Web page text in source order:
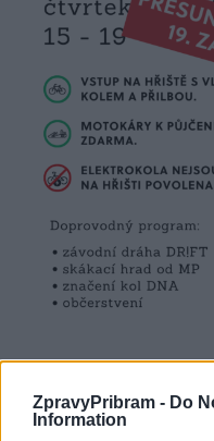
ZpravyPribram - Do
Information